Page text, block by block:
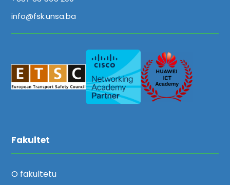
info@fsk.unsa.ba
Fakultet
O fakultetu